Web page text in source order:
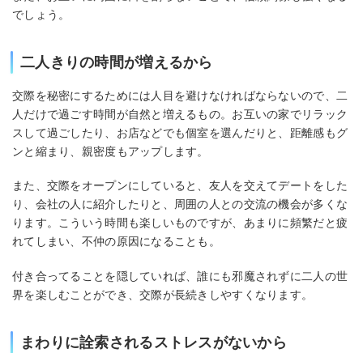
でしょう。
二人きりの時間が増えるから
交際を秘密にするためには人目を避けなければならないので、二
人だけで過ごす時間が自然と増えるもの。お互いの家でリラック
スして過ごしたり、お店などでも個室を選んだりと、距離感もグ
ンと縮まり、親密度もアップします。
また、交際をオープンにしていると、友人を交えてデートをした
り、会社の人に紹介したりと、周囲の人との交流の機会が多くな
ります。こういう時間も楽しいものですが、あまりに頻繁だと疲
れてしまい、不仲の原因になることも。
付き合ってることを隠していれば、誰にも邪魔されずに二人の世
界を楽しむことができ、交際が長続きしやすくなります。
まわりに詮索されるストレスがないから